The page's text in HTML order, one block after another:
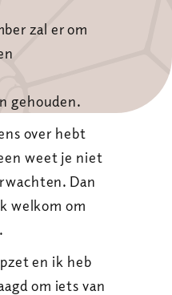
zal er om
gehouden.
over hebt
weet je niet
Dan
welkom om
en ik heb
om iets van